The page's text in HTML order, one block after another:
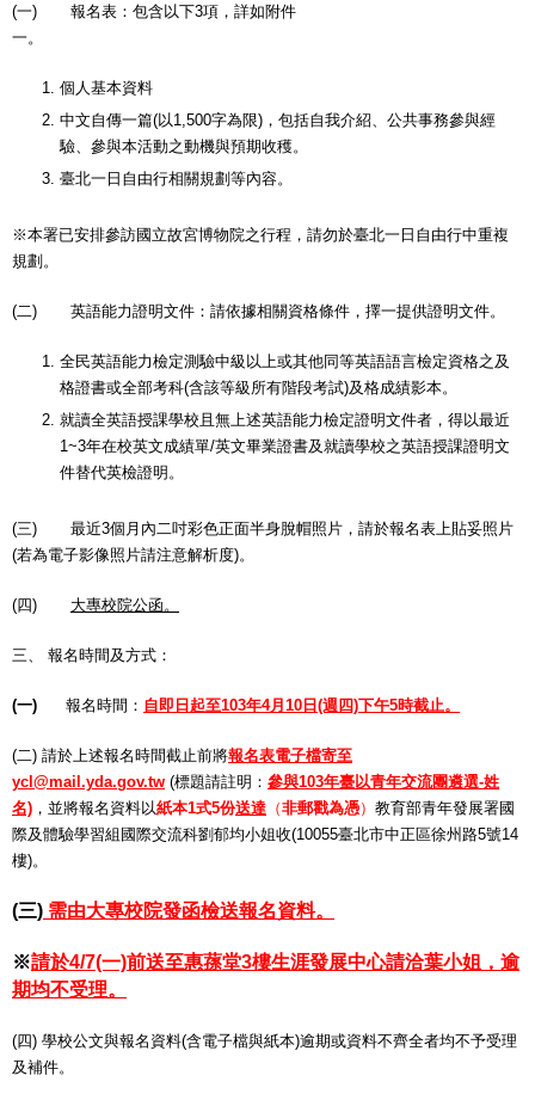
(一) 報名表：包含以下3項，詳如附件
一。
個人基本資料
中文自傳一篇(以1,500字為限)，包括自我介紹、公共事務參與經
驗、參與本活動之動機與預期收穫。
臺北一日自由行相關規劃等內容。
※本署已安排參訪國立故宮博物院之行程，請勿於臺北一日自由行中重複
規劃。
(二) 英語能力證明文件：請依據相關資格條件，擇一提供證明文件。
全民英語能力檢定測驗中級以上或其他同等英語語言檢定資格之及
格證書或全部考科(含該等級所有階段考試)及格成績影本。
就讀全英語授課學校且無上述英語能力檢定證明文件者，得以最近
1~3年在校英文成績單/英文畢業證書及就讀學校之英語授課證明文
件替代英檢證明。
(三) 最近3個月內二吋彩色正面半身脫帽照片，請於報名表上貼妥照片
(若為電子影像照片請注意解析度)。
(四) 大專校院公函。
三、 報名時間及方式：
(一) 報名時間： 自即日起至103年4月10日(週四)下午5時截止。
(二) 請於上述報名時間截止前將報名表電子檔寄至
ycl@mail.yda.gov.tw (標題請註明： 參與103年臺以青年交流團遴選-姓
名) ，並將報名資料以紙本1式5份送達 （非郵戳為憑） 教育部青年發展署國
際及體驗學習組國際交流科劉郁均小姐收(10055臺北市中正區徐州路5號14
樓)。
(三) 需由大專校院發函檢送報名資料。
※請於4/7(一)前送至惠蓀堂3樓生涯發展中心請洽葉小姐，逾
期均不受理。
(四) 學校公文與報名資料(含電子檔與紙本)逾期或資料不齊全者均不予受理
及補件。